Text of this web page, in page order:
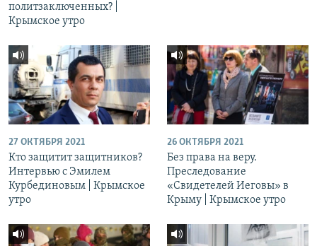
политзаключенных? |
Крымское утро
27 ОКТЯБРЯ 2021
Кто защитит защитников?
Интервью с Эмилем
Курбединовым | Крымское
утро
26 ОКТЯБРЯ 2021
Без права на веру.
Преследование
«Свидетелей Иеговы» в
Крыму | Крымское утро